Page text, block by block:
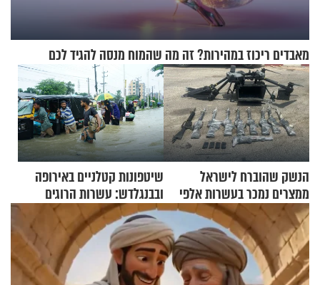
מאבדים ריכוז במהירות? זה מה שהמוח מנסה להגיד לכם
הנשק שהוברח לישראל
ממצרים נמכר בעשרות אלפי
שקלים
שיטפונות קטלניים באירופה
ובבנגלדש: עשרות הרוגים
ומיליון נפגעים